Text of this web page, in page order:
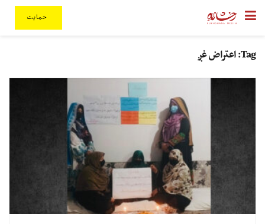
حمایت
Tag: اعتراض غږ